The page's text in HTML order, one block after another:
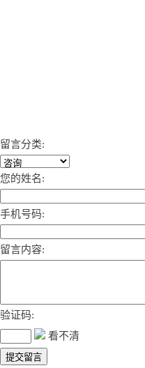
留言分类:
您的姓名:
手机号码:
留言内容:
验证码:
看不清